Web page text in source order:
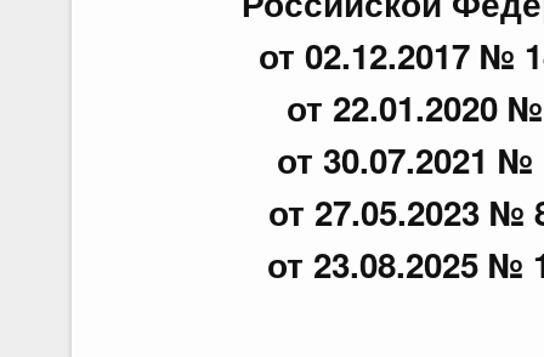
от 02.12.2017 №
от 22.01.2020
от 30.07.2021
от 27.05.2023 №
от 23.08.2025 №